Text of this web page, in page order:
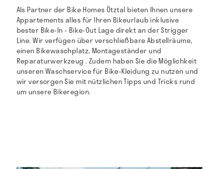
Als Partner der Bike Homes Ötztal bieten Ihnen unsere
Appartements alles für Ihren Bikeurlaub inklusive
bester Bike-In - Bike-Out Lage direkt an der Strigger
Line. Wir verfügen über verschließbare Abstellräume,
einen Bikewaschplatz, Montageständer und
Reparaturwerkzeug . Zudem haben Sie die Möglichkeit
unseren Waschservice für Bike-Kleidung zu nutzen und
wir versorgen Sie mit nützlichen Tipps und Tricks rund
um unsere Bikeregion.